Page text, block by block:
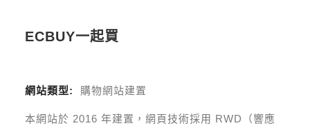
ECBUY一起買
網站類型: 購物網站建置
本網站於 2016 年建置，網頁技術採用 RWD（響應